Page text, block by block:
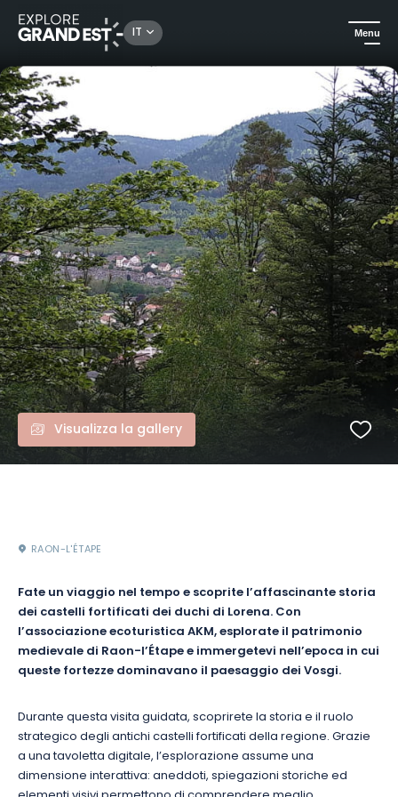
IT Menu
Escursioni Castelli e duchi di Lorena
Visualizza la gallery
RAON-L'ÉTAPE
Fate un viaggio nel tempo e scoprite l’affascinante storia
dei castelli fortificati dei duchi di Lorena. Con
l’associazione ecoturistica AKM, esplorate il patrimonio
medievale di Raon-l’Étape e immergetevi nell’epoca in cui
queste fortezze dominavano il paesaggio dei Vosgi.
Durante questa visita guidata, scoprirete la storia e il ruolo
strategico degli antichi castelli fortificati della regione. Grazie
a una tavoletta digitale, l’esplorazione assume una
dimensione interattiva: aneddoti, spiegazioni storiche ed